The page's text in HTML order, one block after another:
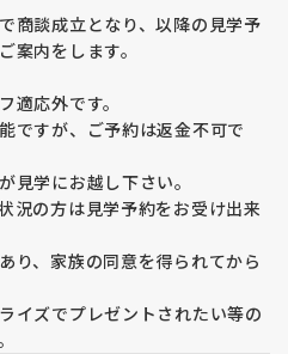
商談成立となり、以降の見学予
案内をします。
適応外です。
ですが、ご予約は返金不可で
見学にお越し下さい。
況の方は見学予約をお受け出来
り、家族の同意を得られてから
イズでプレゼントされたい等の